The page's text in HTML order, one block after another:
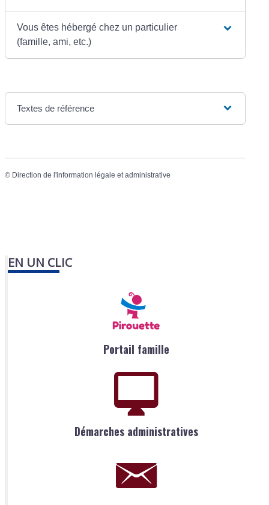
Vous êtes hébergé chez un particulier
(famille, ami, etc.)
Textes de référence
© Direction de l'information légale et administrative
EN UN CLIC
Portail famille
Démarches administratives